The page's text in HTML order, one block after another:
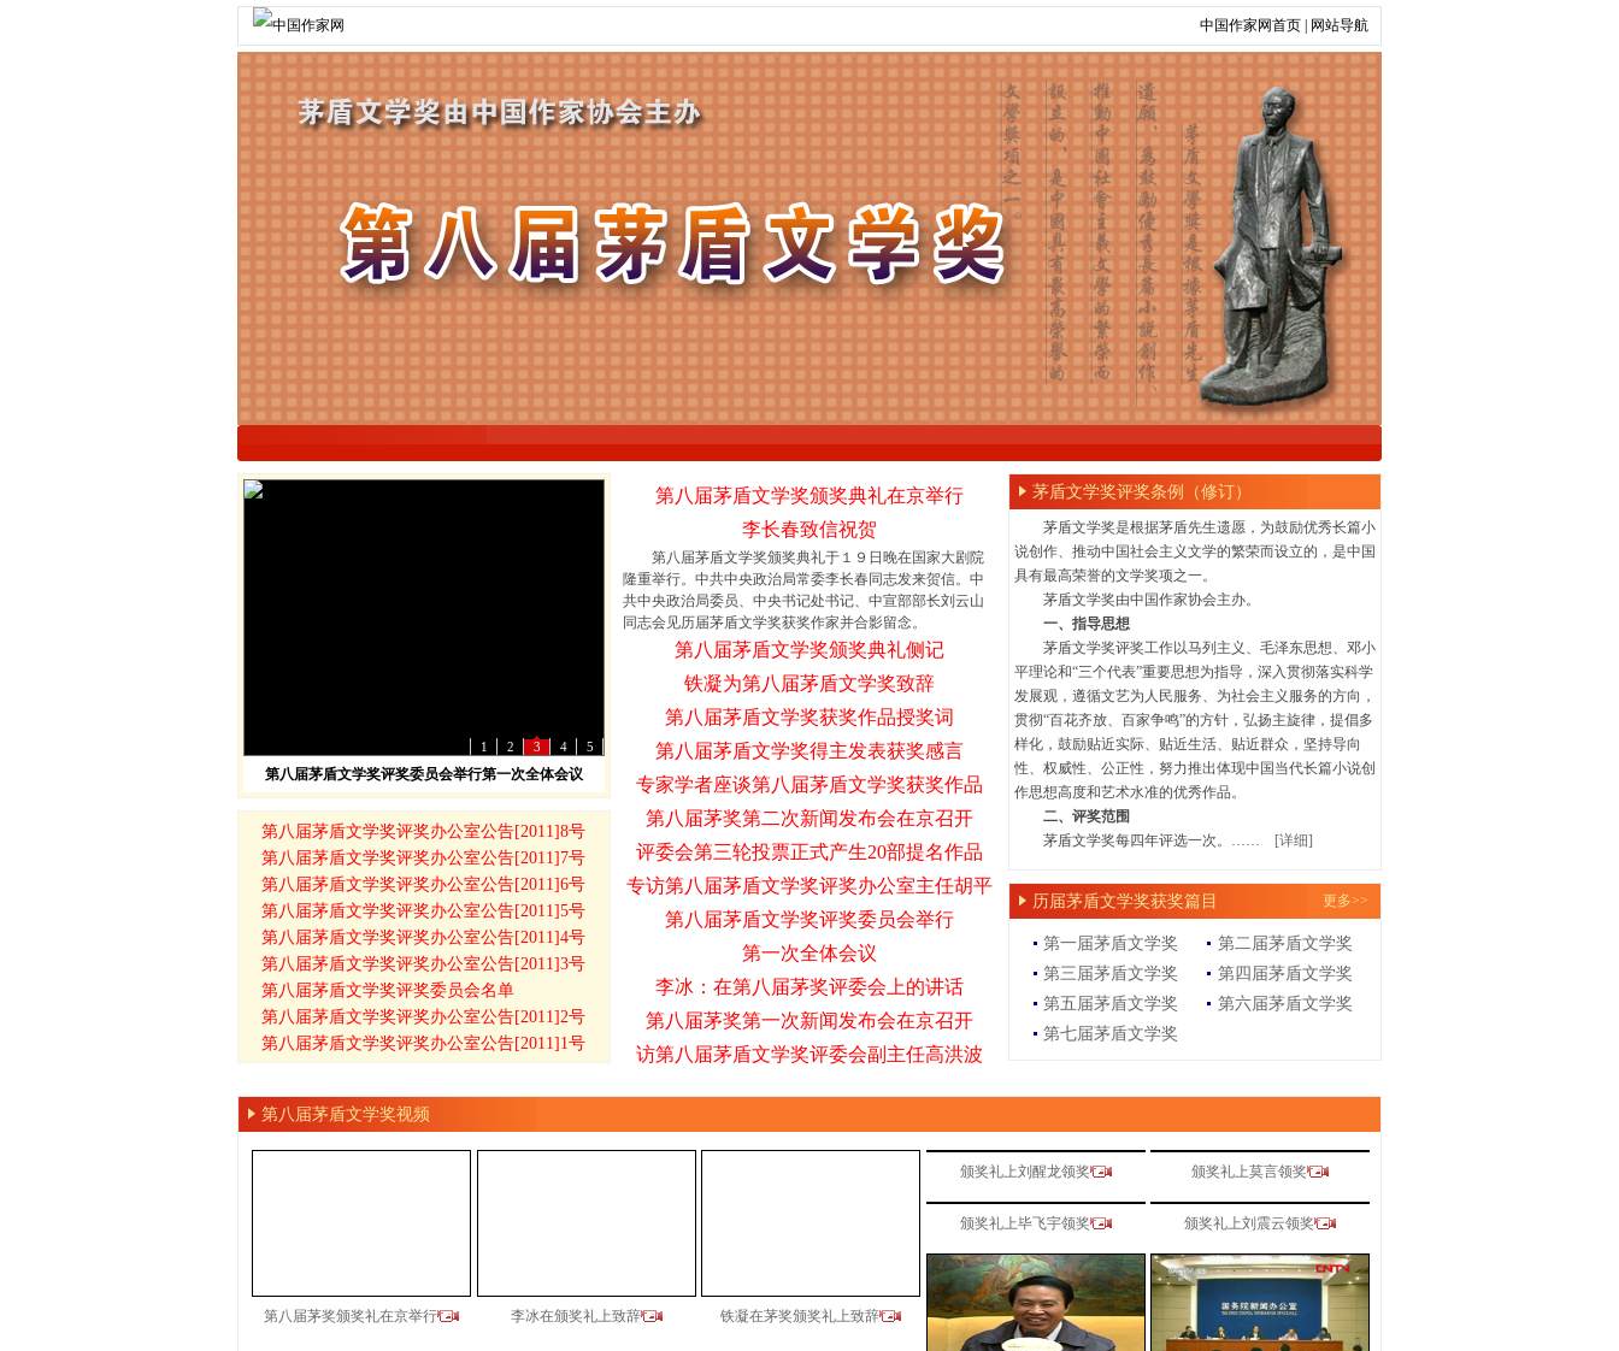
中国作家网首页 网站导航
1 2 3 4 5
第八届茅盾文学奖评奖委员会举行第一次全体会议
第八届茅盾文学奖评奖办公室公告[2011]8号
第八届茅盾文学奖评奖办公室公告[2011]7号
第八届茅盾文学奖评奖办公室公告[2011]6号
第八届茅盾文学奖评奖办公室公告[2011]5号
第八届茅盾文学奖评奖办公室公告[2011]4号
第八届茅盾文学奖评奖办公室公告[2011]3号
第八届茅盾文学奖评奖委员会名单
第八届茅盾文学奖评奖办公室公告[2011]2号
第八届茅盾文学奖评奖办公室公告[2011]1号
第八届茅盾文学奖颁奖典礼在京举行
李长春致信祝贺
第八届茅盾文学奖颁奖典礼于１９日晚在国家大剧院
隆重举行。中共中央政治局常委李长春同志发来贺信。中
共中央政治局委员、中央书记处书记、中宣部部长刘云山
同志会见历届茅盾文学奖获奖作家并合影留念。
第八届茅盾文学奖颁奖典礼侧记
铁凝为第八届茅盾文学奖致辞
第八届茅盾文学奖获奖作品授奖词
第八届茅盾文学奖得主发表获奖感言
专家学者座谈第八届茅盾文学奖获奖作品
第八届茅奖第二次新闻发布会在京召开
评委会第三轮投票正式产生20部提名作品
专访第八届茅盾文学奖评奖办公室主任胡平
第八届茅盾文学奖评奖委员会举行
第一次全体会议
李冰：在第八届茅奖评委会上的讲话
第八届茅奖第一次新闻发布会在京召开
访第八届茅盾文学奖评委会副主任高洪波
茅盾文学奖评奖条例（修订）
茅盾文学奖是根据茅盾先生遗愿，为鼓励优秀长篇小
说创作、推动中国社会主义文学的繁荣而设立的，是中国
具有最高荣誉的文学奖项之一。
茅盾文学奖由中国作家协会主办。
一、指导思想
茅盾文学奖评奖工作以马列主义、毛泽东思想、邓小
平理论和“三个代表”重要思想为指导，深入贯彻落实科学
发展观，遵循文艺为人民服务、为社会主义服务的方向，
贯彻“百花齐放、百家争鸣”的方针，弘扬主旋律，提倡多
样化，鼓励贴近实际、贴近生活、贴近群众，坚持导向
性、权威性、公正性，努力推出体现中国当代长篇小说创
作思想高度和艺术水准的优秀作品。
二、评奖范围
茅盾文学奖每四年评选一次。……
[详细]
历届茅盾文学奖获奖篇目 更多>>
第一届茅盾文学奖
第二届茅盾文学奖
第三届茅盾文学奖
第四届茅盾文学奖
第五届茅盾文学奖
第六届茅盾文学奖
第七届茅盾文学奖
第八届茅盾文学奖视频
第八届茅奖颁奖礼在京举行 李冰在颁奖礼上致辞 铁凝在茅奖颁奖礼上致辞
颁奖礼上刘醒龙领奖 颁奖礼上莫言领奖
颁奖礼上毕飞宇领奖 颁奖礼上刘震云领奖